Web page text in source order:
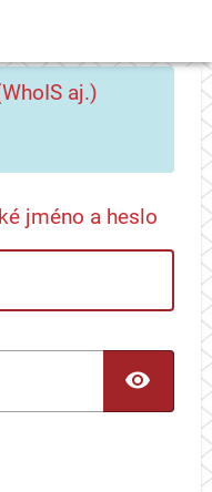
aj.)
jméno a heslo